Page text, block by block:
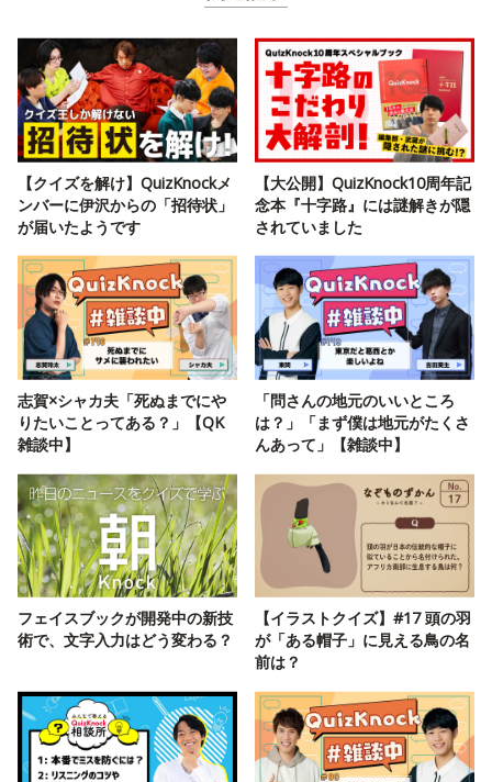
【クイズを解け】QuizKnockメ
ンバーに伊沢からの「招待状」
が届いたようです
【大公開】QuizKnock10周年記
念本『十字路』には謎解きが隠
されていました
志賀×シャカ夫「死ぬまでにや
りたいことってある？」【QK
雑談中】
「問さんの地元のいいところ
は？」「まず僕は地元がたくさ
んあって」【雑談中】
フェイスブックが開発中の新技
術で、文字入力はどう変わる？
【イラストクイズ】#17 頭の羽
が「ある帽子」に見える鳥の名
前は？